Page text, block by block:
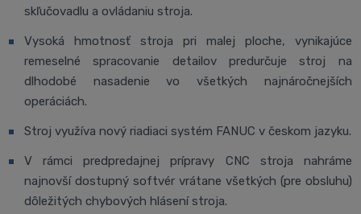
skľučovadlu a ovládaniu stroja.
Vysoká hmotnosť stroja pri malej ploche, vynikajúce
remeselné spracovanie detailov predurčuje stroj na
dlhodobé nasadenie vo všetkých najnáročnejších
operáciách.
Stroj využíva nový riadiaci systém FANUC v českom jazyku.
V rámci predpredajnej prípravy CNC stroja nahráme
najnovší dostupný softvér vrátane všetkých (pre obsluhu)
dôležitých chybových hlásení stroja.